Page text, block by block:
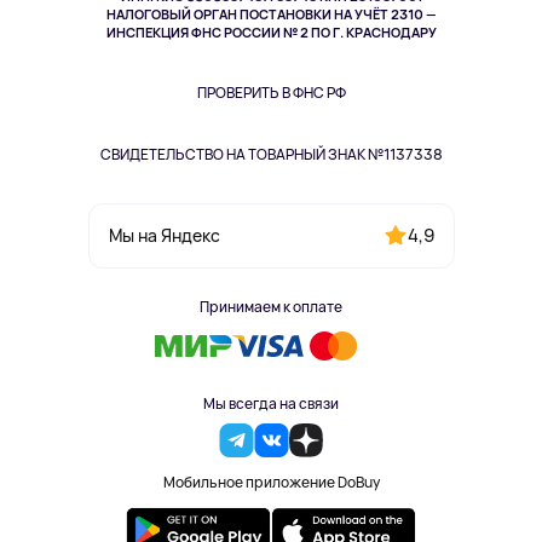
НАЛОГОВЫЙ ОРГАН ПОСТАНОВКИ НА УЧЁТ 2310 —
ИНСПЕКЦИЯ ФНС РОССИИ № 2 ПО Г. КРАСНОДАРУ
ПРОВЕРИТЬ В ФНС РФ
СВИДЕТЕЛЬСТВО НА ТОВАРНЫЙ ЗНАК №1137338
Мы на Яндекс 4,9
Принимаем к оплате
Мы всегда на связи
Мобильное приложение DoBuy
Здоровье питомцев
Одежда и аксессуары